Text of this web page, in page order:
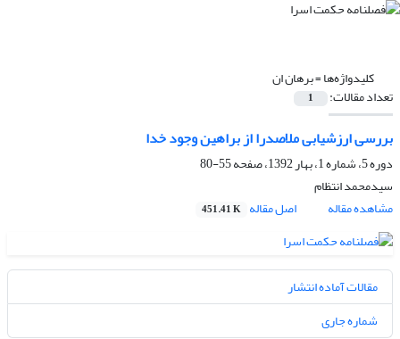
کلیدواژه‌ها =برهان ان
تعداد مقالات: 1
بررسی ارزشیابی ملاصدرا از براهین وجود خدا
دوره 5، شماره 1، بهار 1392، صفحه
55-80
سیدمحمد انتظام
مشاهده مقاله
اصل مقاله 451.41 K
مقالات آماده انتشار
شماره جاری